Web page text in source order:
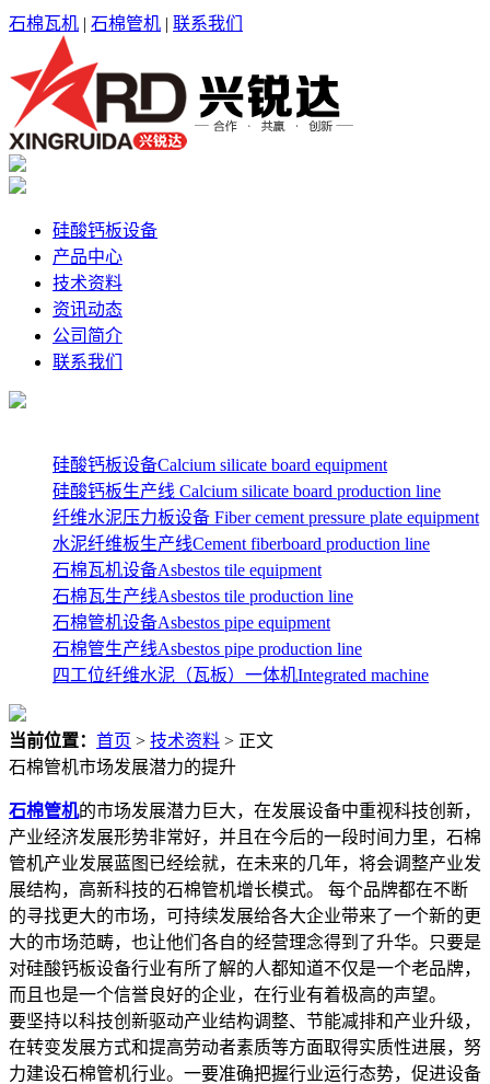
石棉瓦机 | 石棉管机 | 联系我们
硅酸钙板设备
产品中心
技术资料
资讯动态
公司简介
联系我们
硅酸钙板设备Calcium silicate board equipment
硅酸钙板生产线 Calcium silicate board production line
纤维水泥压力板设备 Fiber cement pressure plate equipment
水泥纤维板生产线Cement fiberboard production line
石棉瓦机设备Asbestos tile equipment
石棉瓦生产线Asbestos tile production line
石棉管机设备Asbestos pipe equipment
石棉管生产线Asbestos pipe production line
四工位纤维水泥（瓦板）一体机Integrated machine
当前位置： 首页 > 技术资料 > 正文
石棉管机市场发展潜力的提升
石棉管机的市场发展潜力巨大，在发展设备中重视科技创新，
产业经济发展形势非常好，并且在今后的一段时间力里，石棉
管机产业发展蓝图已经绘就，在未来的几年，将会调整产业发
展结构，高新科技的石棉管机增长模式。 每个品牌都在不断
的寻找更大的市场，可持续发展给各大企业带来了一个新的更
大的市场范畴，也让他们各自的经营理念得到了升华。只要是
对硅酸钙板设备行业有所了解的人都知道不仅是一个老品牌，
而且也是一个信誉良好的企业，在行业有着极高的声望。
要坚持以科技创新驱动产业结构调整、节能减排和产业升级，
在转变发展方式和提高劳动者素质等方面取得实质性进展，努
力建设石棉管机行业。一要准确把握行业运行态势，促进设备